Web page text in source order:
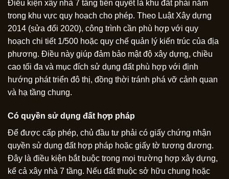
Điều kiện xây nhà 7 tầng tiên quyết là khu đất phải nằm
trong khu vực quy hoạch cho phép. Theo Luật Xây dựng
2014 (sửa đổi 2020), công trình cần phù hợp với quy
hoạch chi tiết 1/500 hoặc quy chế quản lý kiến trúc của địa
phương. Điều này giúp đảm bảo mật độ xây dựng, chiều
cao tối đa và mục đích sử dụng đất phù hợp với định
hướng phát triển đô thị, đồng thời tránh phá vỡ cảnh quan
và hạ tầng chung.
Có quyền sử dụng đất hợp pháp
Để được cấp phép, chủ đầu tư phải có giấy chứng nhận
quyền sử dụng đất hợp pháp hoặc giấy tờ tương đương.
Đây là điều kiện bắt buộc trong mọi trường hợp xây dựng,
kể cả xây nhà 7 tầng. Nếu đất thuộc sở hữu chung hoặc